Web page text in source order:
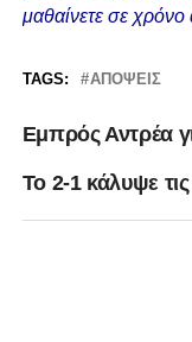
μαθαίνετε σε χρόνο
TAGS: ΑΠΌΨΕΙΣ
Εμπρός Αντρέα
Το 2-1 κάλυψε